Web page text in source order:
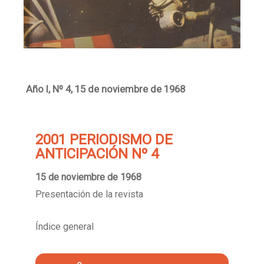
Año I, Nº 4, 15 de noviembre de 1968
2001 PERIODISMO DE
ANTICIPACIÓN Nº 4
15 de noviembre de 1968
Presentación de la revista
Índice general